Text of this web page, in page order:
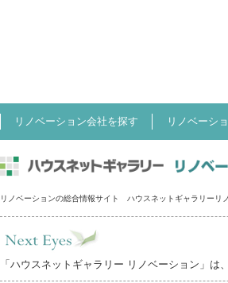
リノベーション会社を探す リノベーシ
リノベーションの総合情報サイト ハウスネットギャラリーリ
「ハウスネットギャラリー リノベーション」は、